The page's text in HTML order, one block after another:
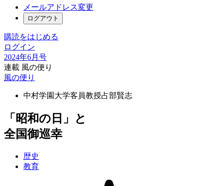
メールアドレス変更
ログアウト
購読をはじめる
ログイン
2024年6月号
連載 風の便り
風の便り
中村学園大学客員教授占部賢志
「昭和の日」と
全国御巡幸
歴史
教育